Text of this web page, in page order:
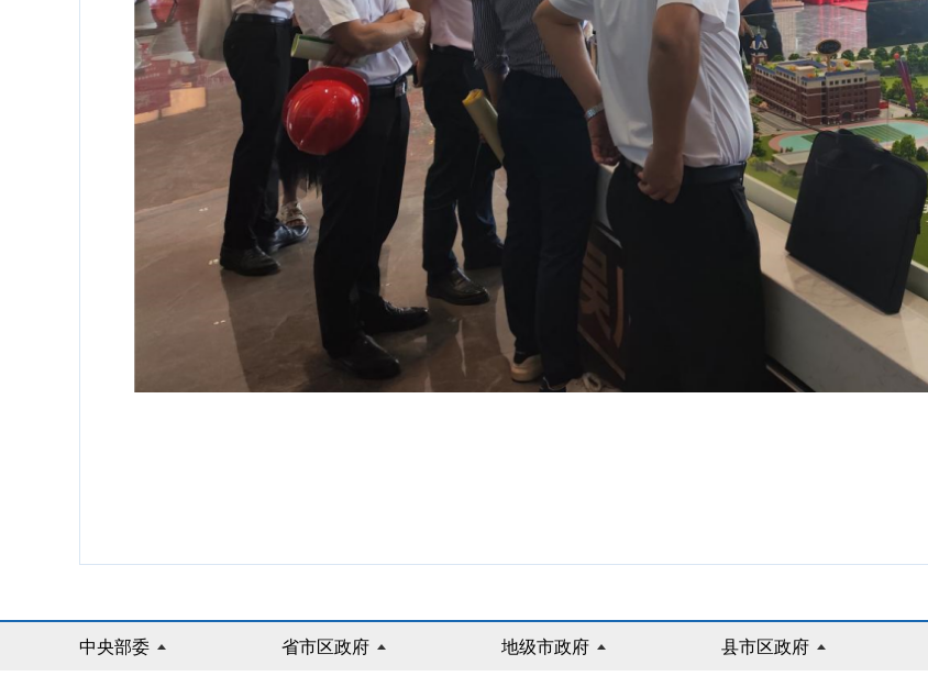
中央部委 省市区政府 地级市政府 县市区政府